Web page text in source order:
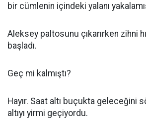
bir cümlenin içindeki yalanı
Aleksey paltosunu çıkarırken zihni
başladı.
Geç mi kalmıştı?
Hayır. Saat altı buçukta geleceğini
altıyı yirmi geçiyordu.